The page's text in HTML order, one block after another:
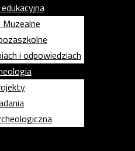
Muzealne
i odpowiedziach